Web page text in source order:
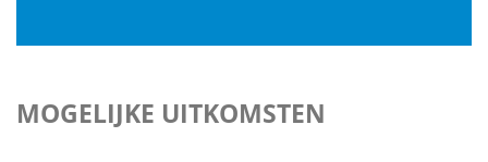
MOGELIJKE UITKOMSTEN